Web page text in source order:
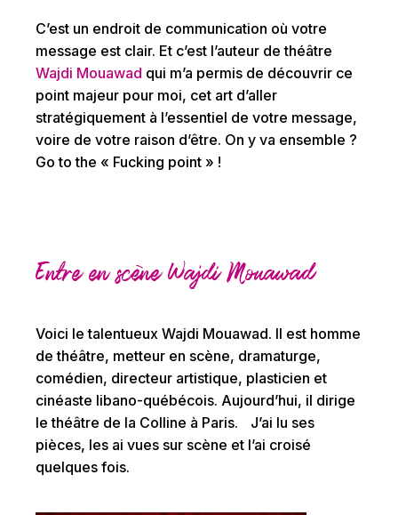
C’est un endroit de communication où votre
message est clair. Et c’est l’auteur de théâtre
Wajdi Mouawad qui m’a permis de découvrir ce
point majeur pour moi, cet art d’aller
stratégiquement à l’essentiel de votre message,
voire de votre raison d’être. On y va ensemble ?
Go to the « Fucking point » !
Entre en scène Wajdi Mouawad
Voici le talentueux Wajdi Mouawad. Il est homme
de théâtre, metteur en scène, dramaturge,
comédien, directeur artistique, plasticien et
cinéaste libano-québécois. Aujourd’hui, il dirige
le théâtre de la Colline à Paris. J’ai lu ses
pièces, les ai vues sur scène et l’ai croisé
quelques fois.